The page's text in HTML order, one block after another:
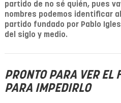
partido de no sé quién, pues
nombres podemos identificar
partido fundado por Pablo
del siglo y medio.
PRONTO PARA VER EL
PARA IMPEDIRLO